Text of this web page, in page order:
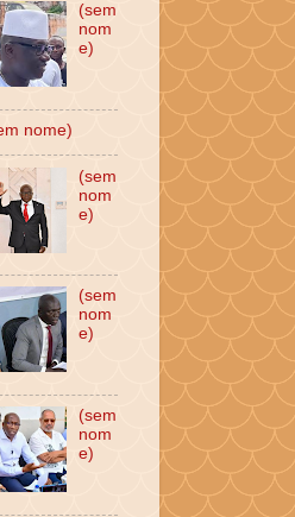
(sem
nom
e)
nome)
(sem
nom
e)
(sem
nom
e)
(sem
nom
e)